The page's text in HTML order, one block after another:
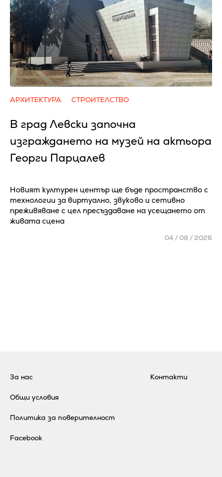
АРХИТЕКТУРА СТРОИТЕЛСТВО
В град Левски започна
изграждането на музей на актьора
Георги Парцалев
Новият културен център ще бъде пространство с
технологии за виртуално, звуково и сетивно
преживяване с цел пресъздаване на усещането от
живата сцена
04 / 08 / 2026
За нас
Общи условия
Политика за поверителност
Контакти
Facebook